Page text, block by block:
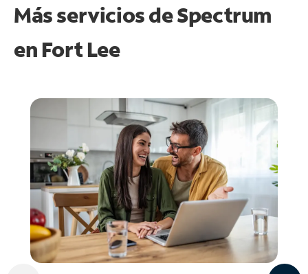
Más servicios de Spectrum
en Fort Lee